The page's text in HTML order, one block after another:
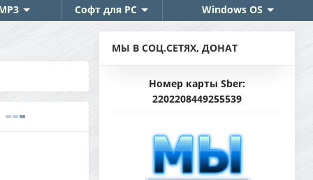
Софт для PC Windows OS
МЫ В СОЦ.СЕТЯХ, ДОНАТ
Номер карты Sber:
2202208449255539